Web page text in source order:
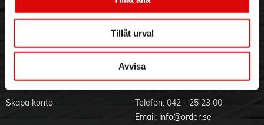
Tillåt urval
Avvisa
Visselblåsning
Varumärken
Godsefterlysning & Felleverans
Om cookies
BLI KUND
Skapa konto
KONTAKTA OSS
Telefon: 042 - 25 23 00
Email: info@order.se